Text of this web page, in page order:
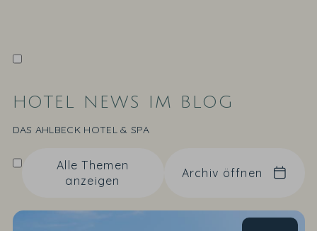
HOTEL NEWS IM BLOG
DAS AHLBECK HOTEL & SPA
Alle Themen
anzeigen
Archiv öffnen